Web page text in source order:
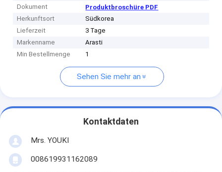
Dokument
Produktbroschüre PDF
Herkunftsort
Südkorea
Lieferzeit
3 Tage
Markenname
Arasti
Min Bestellmenge
1
Sehen Sie mehr an
Kontaktdaten
Mrs. YOUKI
008619931162089